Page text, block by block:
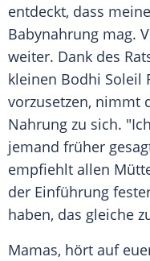
entdeckt, dass
Babynahrung mag.
weiter. Dank des
kleinen Bodhi Soleil
vorzusetzen, nimmt
Nahrung zu sich.
jemand früher
empfiehlt allen
der Einführung
haben, das gleiche
Mamas, hört auf